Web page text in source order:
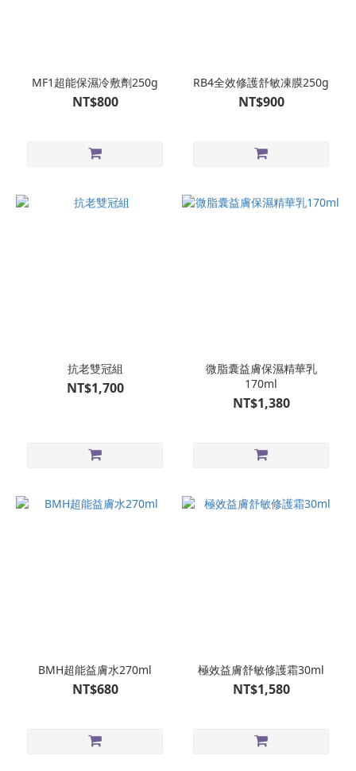
MF1超能保濕冷敷劑250g
NT$800
RB4全效修護舒敏凍膜250g
NT$900
抗老雙冠組
NT$1,700
微脂囊益膚保濕精華乳
170ml
NT$1,380
BMH超能益膚水270ml
NT$680
極效益膚舒敏修護霜30ml
NT$1,580